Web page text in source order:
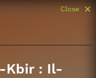
Close
Kbir : Il-